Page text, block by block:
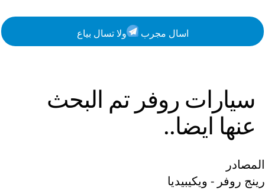
اسال مجرب ولا تسال بياع
سيارات روفر تم البحث
عنها ايضا..
المصادر
رينج روفر - ويكيبيديا